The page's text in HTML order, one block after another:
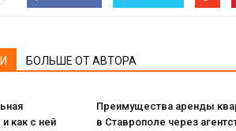
БОЛЬШЕ ОТ АВТОРА
как с ней
Преимущества аренды
в Ставрополе через